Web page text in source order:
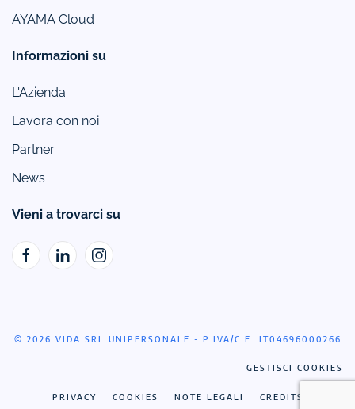
AYAMA Cloud
Informazioni su
L'Azienda
Lavora con noi
Partner
News
Vieni a trovarci su
© 2026 VIDA SRL UNIPERSONALE - P.IVA/C.F. IT04696000266
GESTISCI COOKIES
PRIVACY COOKIES NOTE LEGALI CREDITS